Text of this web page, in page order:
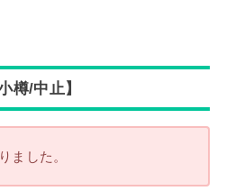
樽/中止】
ました。